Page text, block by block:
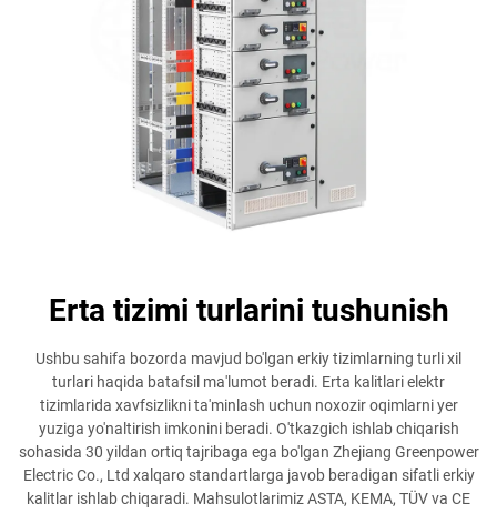
Biz bilan bog'lanish
Erta tizimi turlarini tushunish
Ushbu sahifa bozorda mavjud bo'lgan erkiy tizimlarning turli xil
turlari haqida batafsil ma'lumot beradi. Erta kalitlari elektr
tizimlarida xavfsizlikni ta'minlash uchun noxozir oqimlarni yer
yuziga yo'naltirish imkonini beradi. O'tkazgich ishlab chiqarish
sohasida 30 yildan ortiq tajribaga ega bo'lgan Zhejiang Greenpower
Electric Co., Ltd xalqaro standartlarga javob beradigan sifatli erkiy
kalitlar ishlab chiqaradi. Mahsulotlarimiz ASTA, KEMA, TÜV va CE